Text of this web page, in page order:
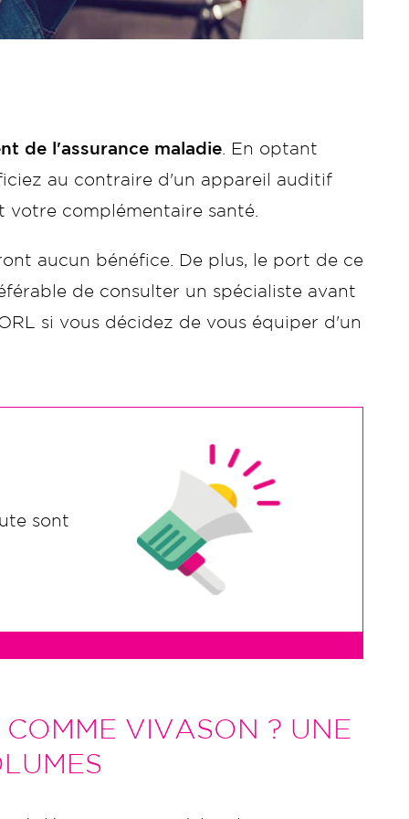
de l'assurance maladie . En optant
au contraire d'un appareil auditif
complémentaire santé.
aucun bénéfice. De plus, le port de ce
de consulter un spécialiste avant
si vous décidez de vous équiper d'un
sont
COMME VIVASON ? UNE